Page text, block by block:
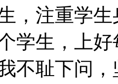
，注重学
学生，上
不耻下问